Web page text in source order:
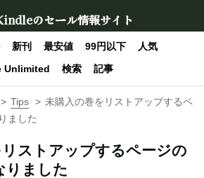
のセール情報サイト
新刊 最安値 99円以下
人気
Unlimited 検索 記事
Tips
未購入の巻をリストアップするペ
ました
ストアップするページの
りました